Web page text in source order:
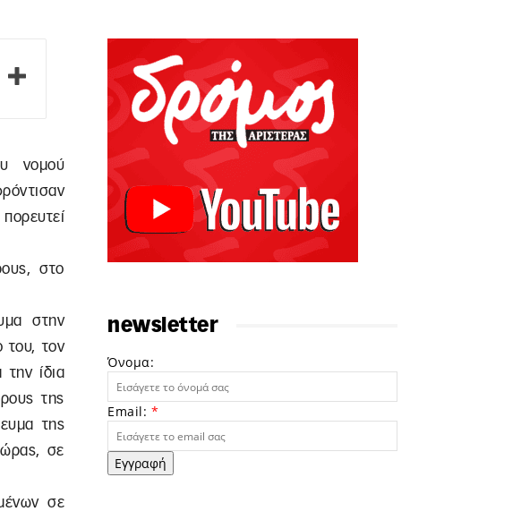
νομού
στο
στην
του, τον
ίδια
της
της
σε
σε
newsletter
Όνομα:
Email: *
Εγγραφή